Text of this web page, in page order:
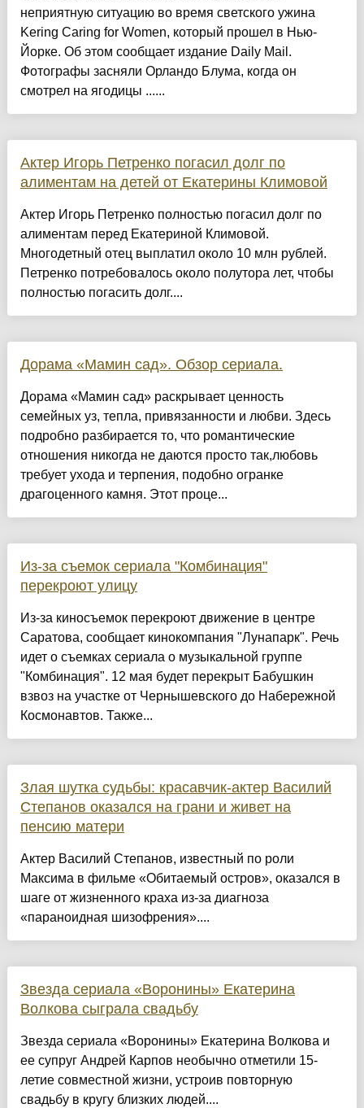
неприятную ситуацию во время светского ужина
Kering Caring for Women, который прошел в Нью-
Йорке. Об этом сообщает издание Daily Mail.
Фотографы засняли Орландо Блума, когда он
смотрел на ягодицы ......
Актер Игорь Петренко погасил долг по
алиментам на детей от Екатерины Климовой
Актер Игорь Петренко полностью погасил долг по
алиментам перед Екатериной Климовой.
Многодетный отец выплатил около 10 млн рублей.
Петренко потребовалось около полутора лет, чтобы
полностью погасить долг....
Дорама «Мамин сад». Обзор сериала.
Дорама «Мамин сад» раскрывает ценность
семейных уз, тепла, привязанности и любви. Здесь
подробно разбирается то, что романтические
отношения никогда не даются просто так,любовь
требует ухода и терпения, подобно огранке
драгоценного камня. Этот проце...
Из-за съемок сериала "Комбинация"
перекроют улицу
Из-за киносъемок перекроют движение в центре
Саратова, сообщает кинокомпания "Лунапарк". Речь
идет о съемках сериала о музыкальной группе
"Комбинация". 12 мая будет перекрыт Бабушкин
взвоз на участке от Чернышевского до Набережной
Космонавтов. Также...
Злая шутка судьбы: красавчик-актер Василий
Степанов оказался на грани и живет на
пенсию матери
Актер Василий Степанов, известный по роли
Максима в фильме «Обитаемый остров», оказался в
шаге от жизненного краха из-за диагноза
«параноидная шизофрения»....
Звезда сериала «Воронины» Екатерина
Волкова сыграла свадьбу
Звезда сериала «Воронины» Екатерина Волкова и
ее супруг Андрей Карпов необычно отметили 15-
летие совместной жизни, устроив повторную
свадьбу в кругу близких людей....